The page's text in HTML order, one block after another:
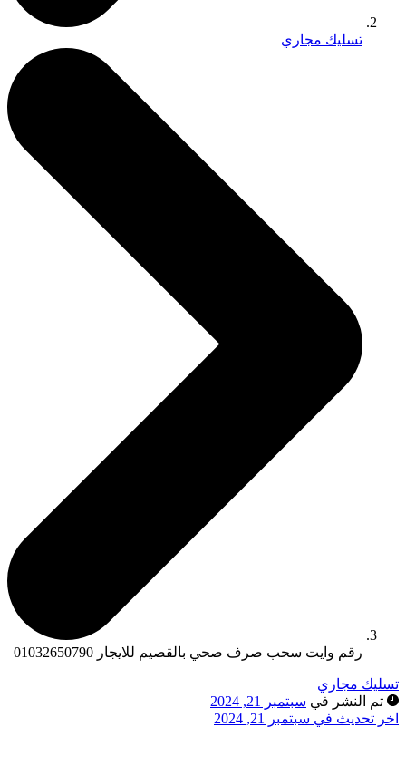
تسليك مجاري
رقم وايت سحب صرف صحي بالقصيم للايجار 01032650790
مجاري
تم النشر في سبتمبر 21, 2024
تحديث في سبتمبر 21, 2024